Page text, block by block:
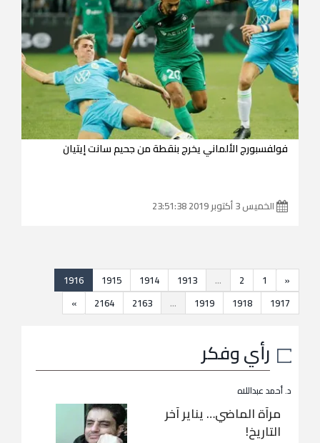
فولفسبورج الألماني يخرج بنقطة من جحيم سانت إيتيان
الخميس 3 أكتوبر 2019 23:51:38
«
1
2
...
1913
1914
1915
1916
1917
1918
1919
...
2163
2164
»
رأي وفكر
د. أحمد عبداللاه
مرآة الماضي… يناير آخر
التاريخ!